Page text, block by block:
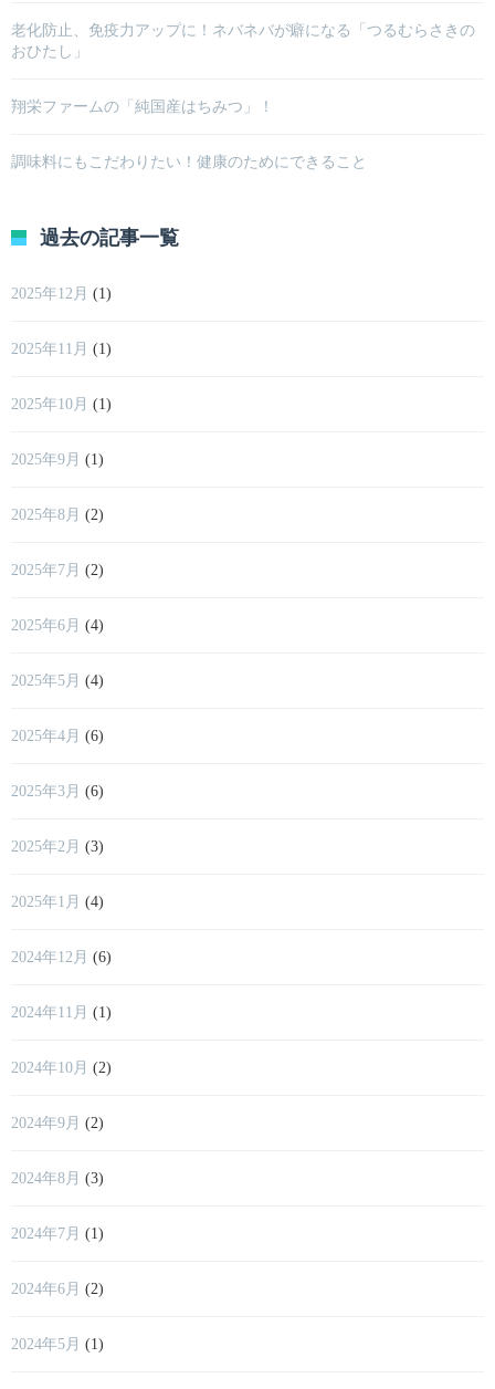
老化防止、免疫力アップに！ネバネバが癖になる「つるむらさきの
おひたし」
翔栄ファームの「純国産はちみつ」！
調味料にもこだわりたい！健康のためにできること
過去の記事一覧
2025年12月 (1)
2025年11月 (1)
2025年10月 (1)
2025年9月 (1)
2025年8月 (2)
2025年7月 (2)
2025年6月 (4)
2025年5月 (4)
2025年4月 (6)
2025年3月 (6)
2025年2月 (3)
2025年1月 (4)
2024年12月 (6)
2024年11月 (1)
2024年10月 (2)
2024年9月 (2)
2024年8月 (3)
2024年7月 (1)
2024年6月 (2)
2024年5月 (1)